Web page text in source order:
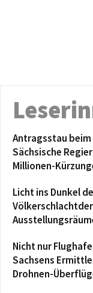
Antragsstau beim
Sächsische
Millionen-
Licht ins Dunkel
Nicht nur
Sachsens
Drohnen-